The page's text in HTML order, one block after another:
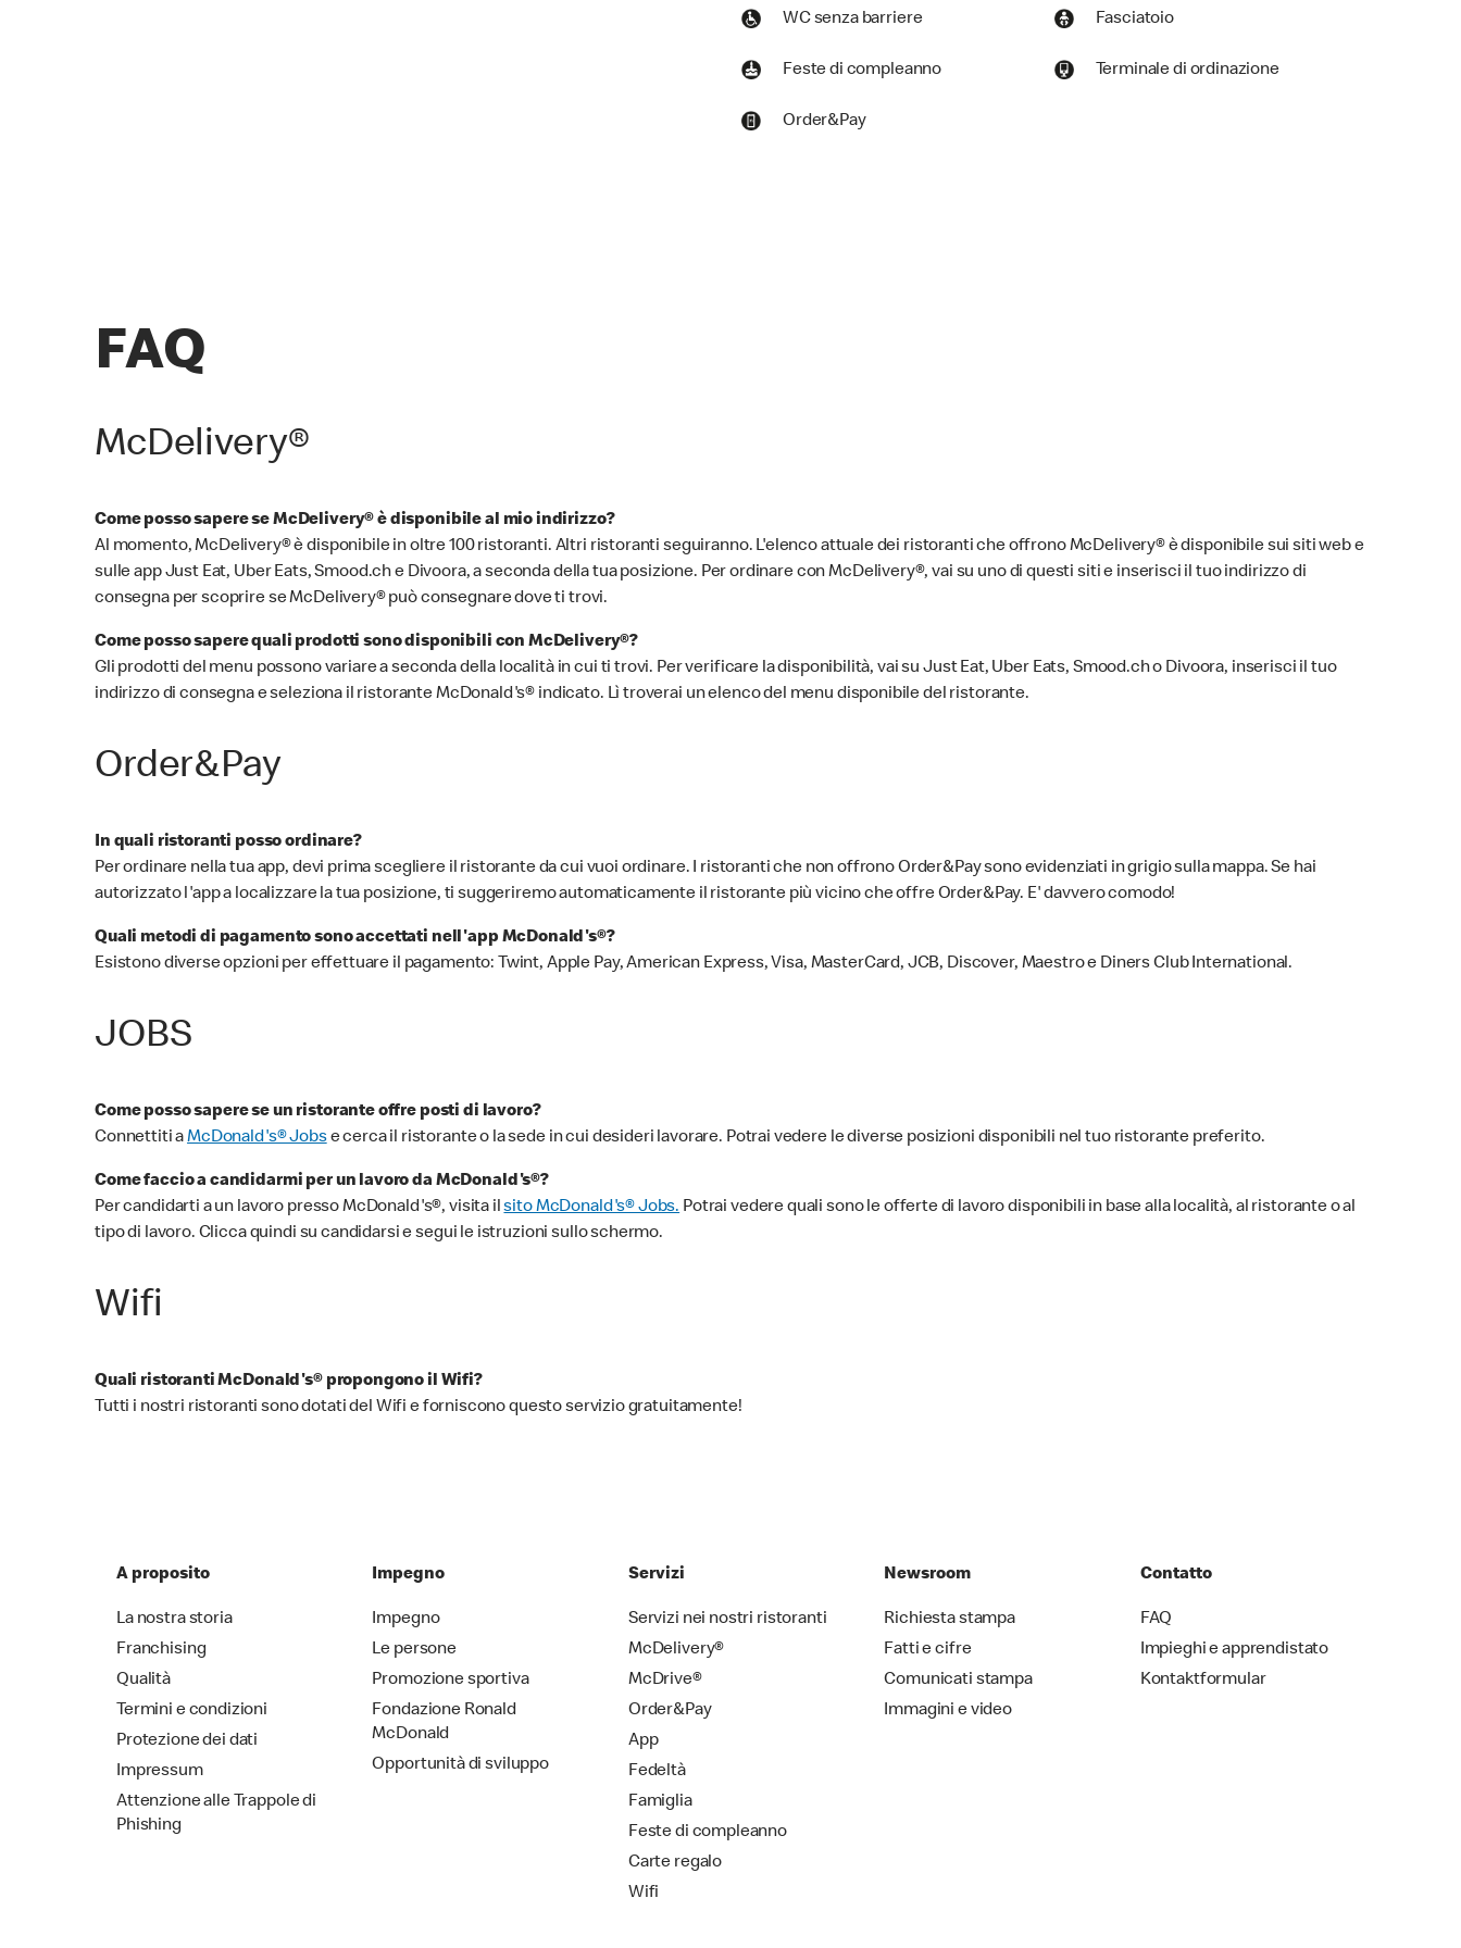
WC senza barriere Fasciatoio
Feste di compleanno Terminale di ordinazione
Order&Pay
FAQ
McDelivery®
Come posso sapere se McDelivery® è disponibile al mio indirizzo?
Al momento, McDelivery® è disponibile in oltre 100 ristoranti. Altri ristoranti seguiranno. L'elenco attuale dei ristoranti che offrono McDelivery® è disponibile sui siti web e
sulle app Just Eat, Uber Eats, Smood.ch e Divoora, a seconda della tua posizione. Per ordinare con McDelivery®, vai su uno di questi siti e inserisci il tuo indirizzo di
consegna per scoprire se McDelivery® può consegnare dove ti trovi.
Come posso sapere quali prodotti sono disponibili con McDelivery®?
Gli prodotti del menu possono variare a seconda della località in cui ti trovi. Per verificare la disponibilità, vai su Just Eat, Uber Eats, Smood.ch o Divoora, inserisci il tuo
indirizzo di consegna e seleziona il ristorante McDonald's® indicato. Lì troverai un elenco del menu disponibile del ristorante.
Order&Pay
In quali ristoranti posso ordinare?
Per ordinare nella tua app, devi prima scegliere il ristorante da cui vuoi ordinare. I ristoranti che non offrono Order&Pay sono evidenziati in grigio sulla mappa. Se hai
autorizzato l'app a localizzare la tua posizione, ti suggeriremo automaticamente il ristorante più vicino che offre Order&Pay. E' davvero comodo!
Quali metodi di pagamento sono accettati nell'app McDonald's®?
Esistono diverse opzioni per effettuare il pagamento: Twint, Apple Pay, American Express, Visa, MasterCard, JCB, Discover, Maestro e Diners Club International.
JOBS
Come posso sapere se un ristorante offre posti di lavoro?
Connettiti aMcDonald's® Jobse cerca il ristorante o la sede in cui desideri lavorare. Potrai vedere le diverse posizioni disponibili nel tuo ristorante preferito.
Come faccio a candidarmi per un lavoro da McDonald's®?
Per candidarti a un lavoro presso McDonald's®, visita ilsito McDonald's® Jobs.Potrai vedere quali sono le offerte di lavoro disponibili in base alla località, al ristorante o al
tipo di lavoro. Clicca quindi su candidarsi e segui le istruzioni sullo schermo.
Wifi
Quali ristoranti McDonald's® propongono il Wifi?
Tutti i nostri ristoranti sono dotati del Wifi e forniscono questo servizio gratuitamente!
A proposito
La nostra storia
Franchising
Qualità
Termini e condizioni
Protezione dei dati
Impressum
Attenzione alle Trappole di
Phishing
Impegno
Impegno
Le persone
Promozione sportiva
Fondazione Ronald
McDonald
Opportunità di sviluppo
Servizi
Servizi nei nostri ristoranti
McDelivery®
McDrive®
Order&Pay
App
Fedeltà
Famiglia
Feste di compleanno
Carte regalo
Wifi
Newsroom
Richiesta stampa
Fatti e cifre
Comunicati stampa
Immagini e video
Contatto
FAQ
Impieghi e apprendistato
Kontaktformular